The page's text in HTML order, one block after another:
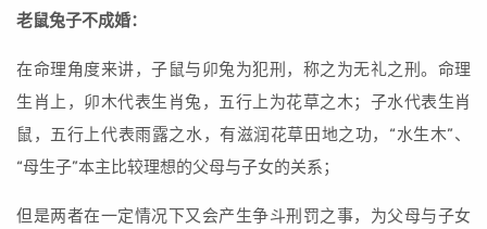
老鼠兔子不成婚：
在命理角度来讲，子鼠与卯兔为犯刑，称之为无礼之刑。命理
生肖上，卯木代表生肖兔，五行上为花草之木；子水代表生肖
鼠，五行上代表雨露之水，有滋润花草田地之功，“水生木”、
“母生子”本主比较理想的父母与子女的关系；
但是两者在一定情况下又会产生争斗刑罚之事，为父母与子女